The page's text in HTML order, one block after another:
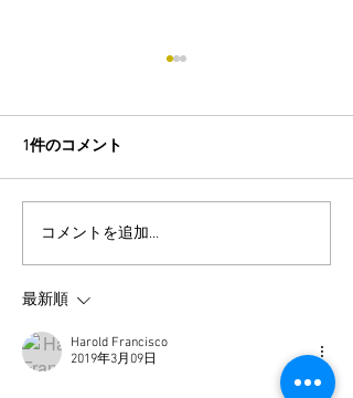
ハッレ倭でイベント・イ
ロンゴで宿泊プラン
1件のコメント
コメントを追加…
最新順
Harold Francisco
2019年3月09日